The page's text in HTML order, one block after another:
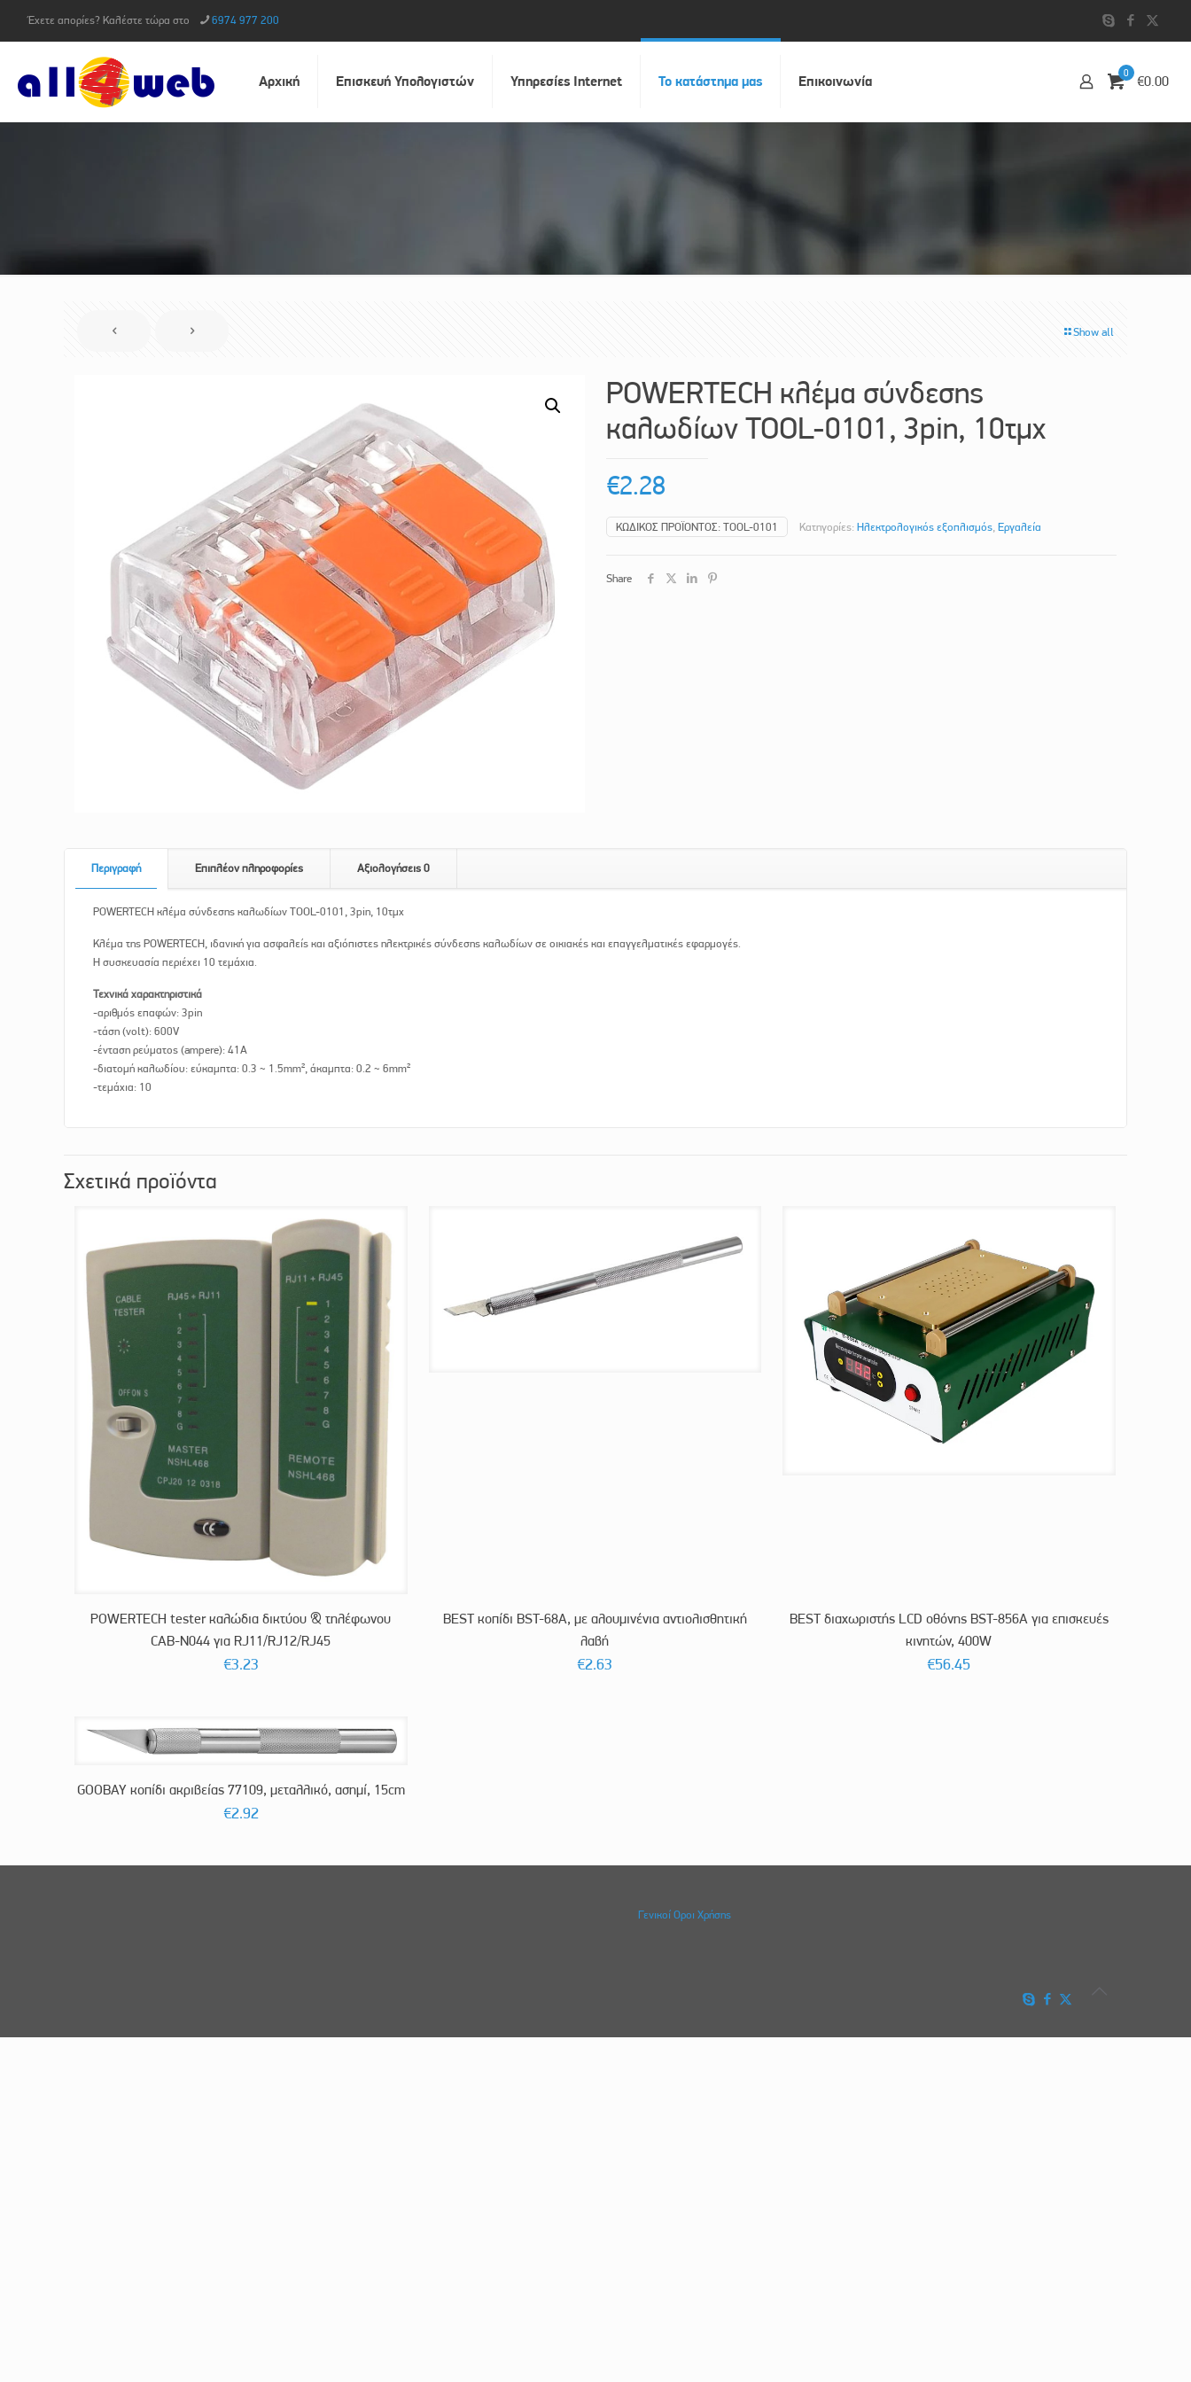
Έχετε απορίες? Καλέστε τώρα στο 6974 977 200
Αρχική Επισκευή Υπολογιστών Υπηρεσίες Internet Το κατάστημα μας Επικοινωvία 0 €0.00
Show all
POWERTECH κλέμα σύνδεσης
καλωδίων TOOL-0101, 3pin, 10τμχ
€2.28
ΚΩΔΙΚΌΣ ΠΡΟΪΌΝΤΟΣ: TOOL-0101 Κατηγορίες: Ηλεκτρολογικός εξοπλισμός, Εργαλεία
Share
Περιγραφή Επιπλέον πληροφορίες Αξιολογήσεις 0
POWERTECH κλέμα σύνδεσης καλωδίων TOOL-0101, 3pin, 10τμχ
Κλέμα της POWERTECH, ιδανική για ασφαλείς και αξιόπιστες ηλεκτρικές σύνδεσης καλωδίων σε οικιακές και επαγγελματικές εφαρμογές.
Η συσκευασία περιέχει 10 τεμάχια.
Τεχνικά χαρακτηριστικά
-αριθμός επαφών: 3pin
-τάση (volt): 600V
-ένταση ρεύματος (ampere): 41A
-διατομή καλωδίου: εύκαμπτα: 0.3 ~ 1.5mm², άκαμπτα: 0.2 ~ 6mm²
-τεμάχια: 10
Σχετικά προϊόντα
POWERTECH tester καλώδια δικτύου & τηλέφωνου
CAB-N044 για RJ11/RJ12/RJ45
€3.23
BEST κοπίδι BST-68A, με αλουμινένια αντιολισθητική
λαβή
€2.63
BEST διαχωριστής LCD οθόνης BST-856A για επισκευές
κινητών, 400W
€56.45
GOOBAY κοπίδι ακριβείας 77109, μεταλλικό, ασημί, 15cm
€2.92
Γενικοί Οροι Χρήσης